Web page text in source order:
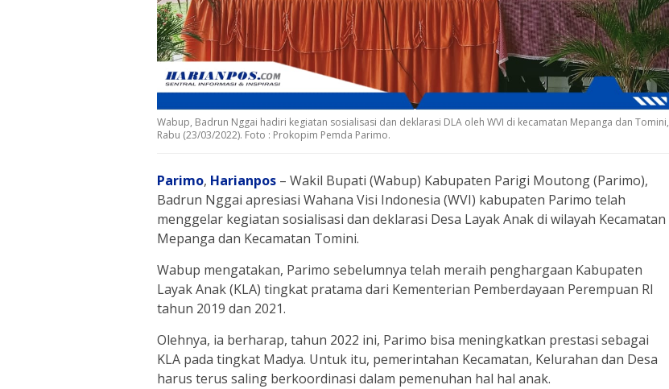
Wabup, Badrun Nggai hadiri kegiatan sosialisasi dan deklarasi DLA oleh WVI di kecamatan Mepanga dan Tomini,
Rabu (23/03/2022). Foto : Prokopim Pemda Parimo.
Parimo, Harianpos – Wakil Bupati (Wabup) Kabupaten Parigi Moutong (Parimo),
Badrun Nggai apresiasi Wahana Visi Indonesia (WVI) kabupaten Parimo telah
menggelar kegiatan sosialisasi dan deklarasi Desa Layak Anak di wilayah Kecamatan
Mepanga dan Kecamatan Tomini.
Wabup mengatakan, Parimo sebelumnya telah meraih penghargaan Kabupaten
Layak Anak (KLA) tingkat pratama dari Kementerian Pemberdayaan Perempuan RI
tahun 2019 dan 2021.
Olehnya, ia berharap, tahun 2022 ini, Parimo bisa meningkatkan prestasi sebagai
KLA pada tingkat Madya. Untuk itu, pemerintahan Kecamatan, Kelurahan dan Desa
harus terus saling berkoordinasi dalam pemenuhan hal hal anak.